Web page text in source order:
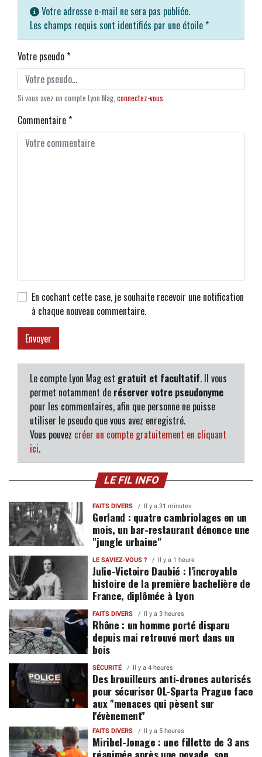
Votre adresse e-mail ne sera pas publiée.
Les champs requis sont identifiés par une étoile *
Votre pseudo*
Si vous avez un compte Lyon Mag, connectez-vous.
Commentaire*
En cochant cette case, je souhaite recevoir une notification
à chaque nouveau commentaire.
Le compte Lyon Mag est gratuit et facultatif. Il vous
permet notamment de réserver votre pseudonyme
pour les commentaires, afin que personne ne puisse
utiliser le pseudo que vous avez enregistré.
Vous pouvez créer un compte gratuitement en cliquant
ici.
LE FIL INFO
FAITS DIVERS Il y a 31 minutes
Gerland : quatre cambriolages en un
mois, un bar-restaurant dénonce une
"jungle urbaine"
LE SAVIEZ-VOUS ? Il y a 1 heure
Julie-Victoire Daubié : l’incroyable
histoire de la première bachelière de
France, diplômée à Lyon
FAITS DIVERS Il y a 3 heures
Rhône : un homme porté disparu
depuis mai retrouvé mort dans un
bois
SÉCURITÉ Il y a 4 heures
Des brouilleurs anti-drones autorisés
pour sécuriser OL-Sparta Prague face
aux "menaces qui pèsent sur
l'évènement"
FAITS DIVERS Il y a 5 heures
Miribel-Jonage : une fillette de 3 ans